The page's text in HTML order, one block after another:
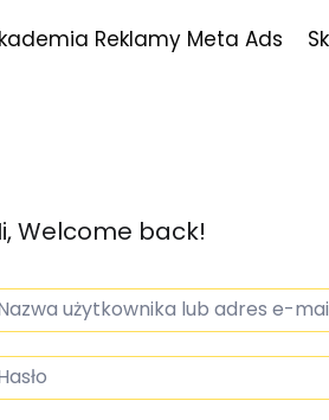
Reklamy Meta Ads
Welcome back!